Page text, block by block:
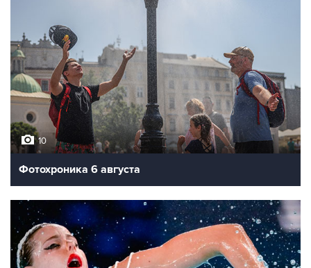
10
Фотохроника 6 августа